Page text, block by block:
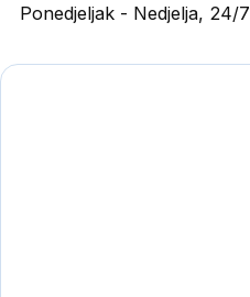
Ponedjeljak - Nedjelja, 24/7